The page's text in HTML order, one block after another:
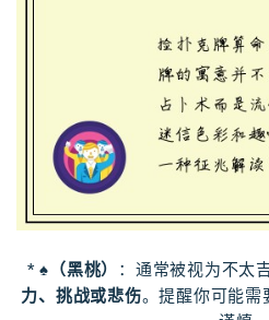
*♠（黑桃） ：通常被视为不太
力、挑战或悲伤。提醒你可能需